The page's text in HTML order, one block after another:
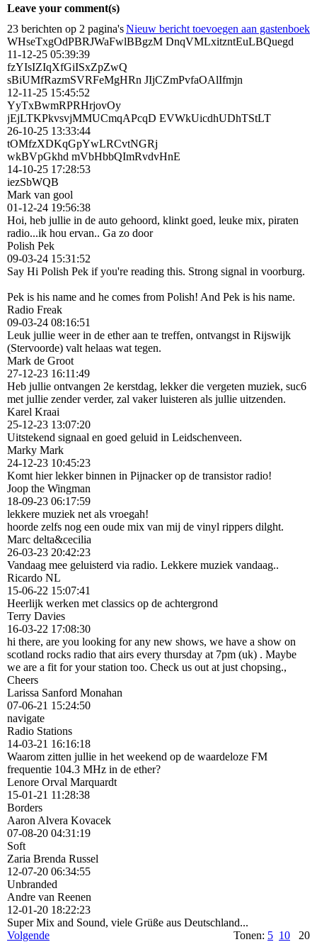
Leave your comment(s)
23 berichten op 2 pagina'sNieuw bericht toevoegen aan gastenboek
WHseTxgOdPBRJWaFwlBBgzM DnqVMLxitzntEuLBQuegd
11-12-25 05:39:39
fzYIsIZIqXfGiISxZpZwQ
sBiUMfRazmSVRFeMgHRn JIjCZmPvfaOAlIfmjn
12-11-25 15:45:52
YyTxBwmRPRHrjovOy
jEjLTKPkvsvjMMUCmqAPcqD EVWkUicdhUDhTStLT
26-10-25 13:33:44
tOMfzXDKqGpYwLRCvtNGRj
wkBVpGkhd mVbHbbQImRvdvHnE
14-10-25 17:28:53
iezSbWQB
Mark van gool
01-12-24 19:56:38
Hoi, heb jullie in de auto gehoord, klinkt goed, leuke mix, piraten
radio...ik hou ervan.. Ga zo door
Polish Pek
09-03-24 15:31:52
Say Hi Polish Pek if you're reading this. Strong signal in voorburg.
Pek is his name and he comes from Polish! And Pek is his name.
Radio Freak
09-03-24 08:16:51
Leuk jullie weer in de ether aan te treffen, ontvangst in Rijswijk
(Stervoorde) valt helaas wat tegen.
Mark de Groot
27-12-23 16:11:49
Heb jullie ontvangen 2e kerstdag, lekker die vergeten muziek, suc6
met jullie zender verder, zal vaker luisteren als jullie uitzenden.
Karel Kraai
25-12-23 13:07:20
Uitstekend signaal en goed geluid in Leidschenveen.
Marky Mark
24-12-23 10:45:23
Komt hier lekker binnen in Pijnacker op de transistor radio!
Joop the Wingman
18-09-23 06:17:59
lekkere muziek net als vroegah!
hoorde zelfs nog een oude mix van mij de vinyl rippers dilght.
Marc delta&cecilia
26-03-23 20:42:23
Vandaag mee geluisterd via radio. Lekkere muziek vandaag..
Ricardo NL
15-06-22 15:07:41
Heerlijk werken met classics op de achtergrond
Terry Davies
16-03-22 17:08:30
hi there, are you looking for any new shows, we have a show on
scotland rocks radio that airs every thursday at 7pm (uk) . Maybe
we are a fit for your station too. Check us out at just chopsing.,
Cheers
Larissa Sanford Monahan
07-06-21 15:24:50
navigate
Radio Stations
14-03-21 16:16:18
Waarom zitten jullie in het weekend op de waardeloze FM
frequentie 104.3 MHz in de ether?
Lenore Orval Marquardt
15-01-21 11:28:38
Borders
Aaron Alvera Kovacek
07-08-20 04:31:19
Soft
Zaria Brenda Russel
12-07-20 06:34:55
Unbranded
Andre van Reenen
12-01-20 18:22:23
Super Mix and Sound, viele Grüße aus Deutschland...
Volgende
Tonen: 5 10 20